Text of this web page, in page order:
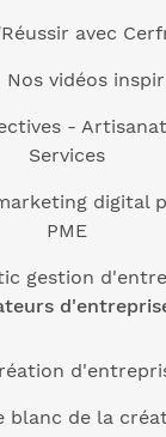
avec
Nos vidéos
-
Services
digital
PME
gestion
blanc de la